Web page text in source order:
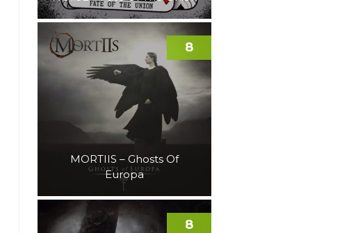
MORTIIS – Ghosts Of
Europa
8
8